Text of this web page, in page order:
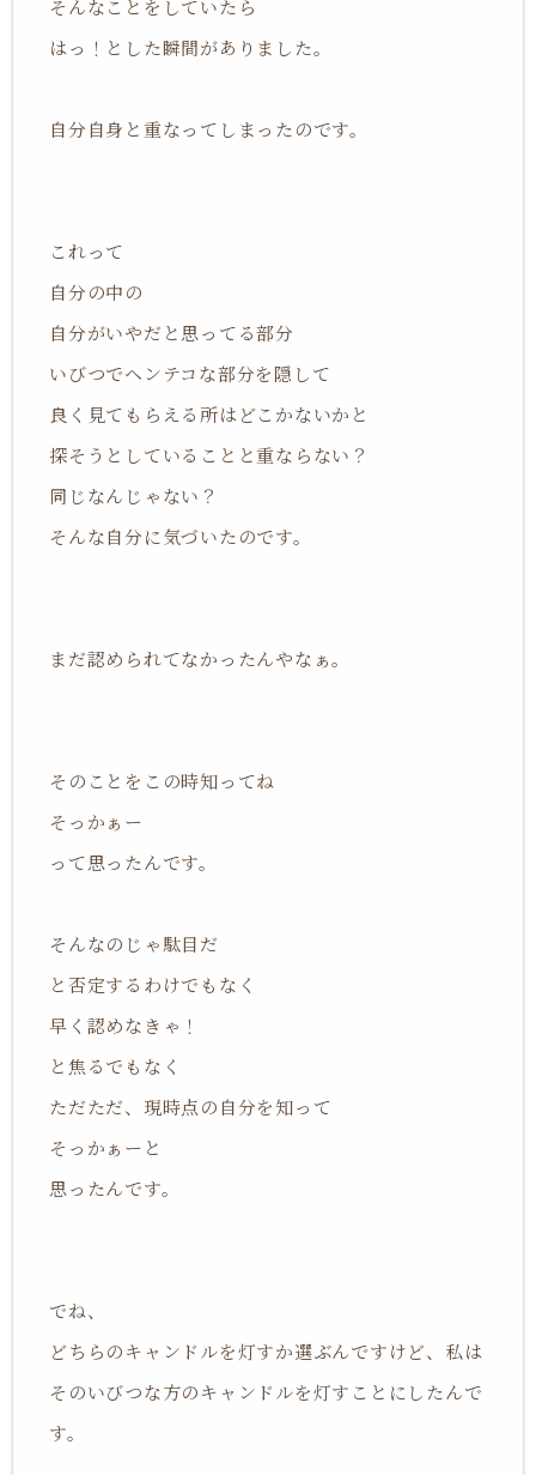
そんなことをしていたら
はっ！とした瞬間がありました。
自分自身と重なってしまったのです。
これって
自分の中の
自分がいやだと思ってる部分
いびつでヘンテコな部分を隠して
良く見てもらえる所はどこかないかと
探そうとしていることと重ならない？
同じなんじゃない？
そんな自分に気づいたのです。
まだ認められてなかったんやなぁ。
そのことをこの時知ってね
そっかぁー
って思ったんです。
そんなのじゃ駄目だ
と否定するわけでもなく
早く認めなきゃ！
と焦るでもなく
ただただ、現時点の自分を知って
そっかぁーと
思ったんです。
でね、
どちらのキャンドルを灯すか選ぶんですけど、私は
そのいびつな方のキャンドルを灯すことにしたんで
す。